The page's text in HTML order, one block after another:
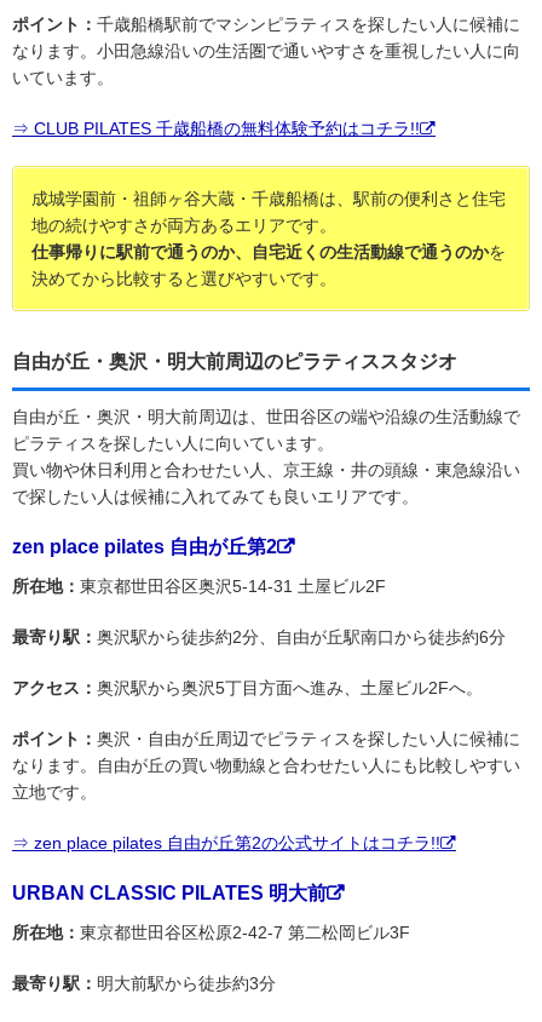
ポイント： 千歳船橋駅前でマシンピラティスを探したい人に候補に
なります。小田急線沿いの生活圏で通いやすさを重視したい人に向
いています。
⇒ CLUB PILATES 千歳船橋の無料体験予約はコチラ!!
成城学園前・祖師ヶ谷大蔵・千歳船橋は、駅前の便利さと住宅
地の続けやすさが両方あるエリアです。
仕事帰りに駅前で通うのか、自宅近くの生活動線で通うのかを
決めてから比較すると選びやすいです。
自由が丘・奥沢・明大前周辺のピラティススタジオ
自由が丘・奥沢・明大前周辺は、世田谷区の端や沿線の生活動線で
ピラティスを探したい人に向いています。
買い物や休日利用と合わせたい人、京王線・井の頭線・東急線沿い
で探したい人は候補に入れてみても良いエリアです。
zen place pilates 自由が丘第2
所在地： 東京都世田谷区奥沢5-14-31 土屋ビル2F
最寄り駅： 奥沢駅から徒歩約2分、自由が丘駅南口から徒歩約6分
アクセス： 奥沢駅から奥沢5丁目方面へ進み、土屋ビル2Fへ。
ポイント： 奥沢・自由が丘周辺でピラティスを探したい人に候補に
なります。自由が丘の買い物動線と合わせたい人にも比較しやすい
立地です。
⇒ zen place pilates 自由が丘第2の公式サイトはコチラ!!
URBAN CLASSIC PILATES 明大前
所在地： 東京都世田谷区松原2-42-7 第二松岡ビル3F
最寄り駅： 明大前駅から徒歩約3分